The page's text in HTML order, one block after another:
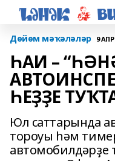
Дөйөм мәҡәләләр 9
ҺАИ –
ҺЕҘҘЕ
Юл саттарында
тороуы һәм
автомобилдәрҙе